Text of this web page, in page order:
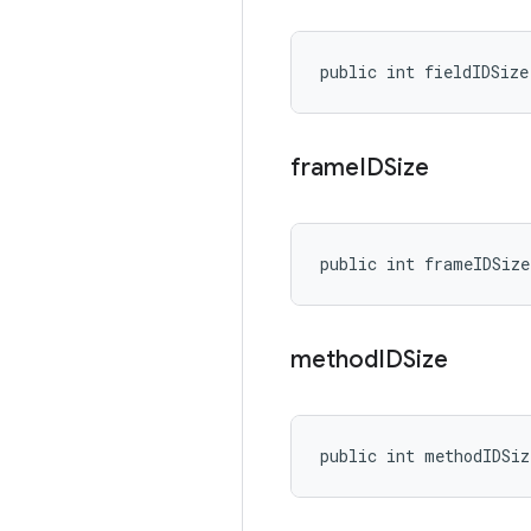
public int fieldIDSize
frameIDSize
public int frameIDSize
methodIDSize
public int